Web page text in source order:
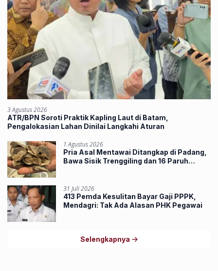
3 Agustus 2026
ATR/BPN Soroti Praktik Kapling Laut di Batam,
Pengalokasian Lahan Dinilai Langkahi Aturan
1 Agustus 2026
Pria Asal Mentawai Ditangkap di Padang,
Bawa Sisik Trenggiling dan 16 Paruh
31 Juli 2026
413 Pemda Kesulitan Bayar Gaji PPPK,
Mendagri: Tak Ada Alasan PHK Pegawai
Selengkapnya